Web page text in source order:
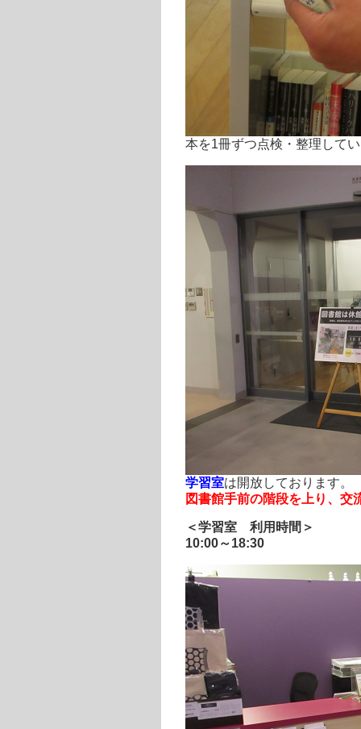
本を1冊ずつ点検・整理 して
学習室は開放しております。
図書館手前の階段を上り、交
＜学習室 利用時間＞
10:00～18:30